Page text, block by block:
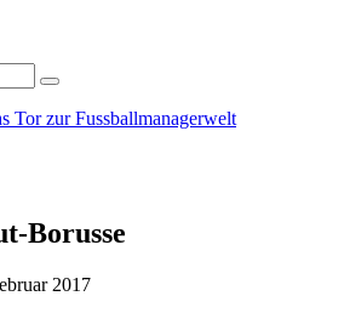
Tor zur Fussballmanagerwelt
Borusse
2017